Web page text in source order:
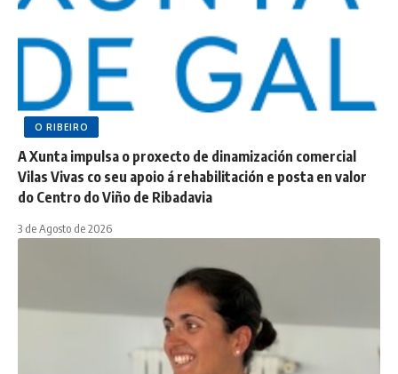
O RIBEIRO
A Xunta impulsa o proxecto de dinamización comercial
Vilas Vivas co seu apoio á rehabilitación e posta en valor
do Centro do Viño de Ribadavia
3 de Agosto de 2026